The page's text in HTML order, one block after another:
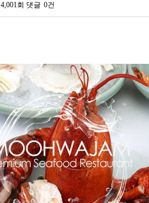
4,001회 댓글 0건